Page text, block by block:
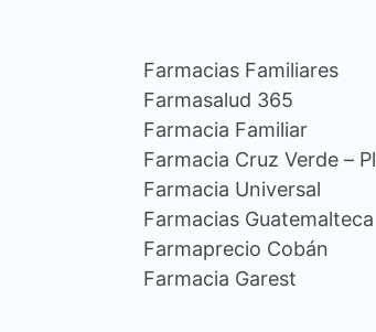
Farmacias Familiares
Farmasalud 365
Farmacia Familiar
Farmacia Cruz Verde –
Farmacia Universal
Farmacias Guatemalteca
Farmaprecio Cobán
Farmacia Garest